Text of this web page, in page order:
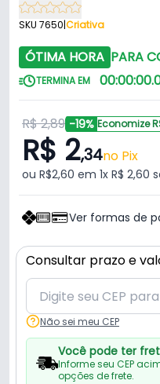
SKU 7650|Criativa
ÓTIMA HORA PARA
TERMINA EM 00:00:00.
R$ 2,89 -19% Economize
R$ 2,34no Pix
ou R$2,60 em 1x R$ 2,60
Ver formas de
Consultar prazo e
Não sei meu CEP
Você pode ter
Informe seu CEP
opções de frete.